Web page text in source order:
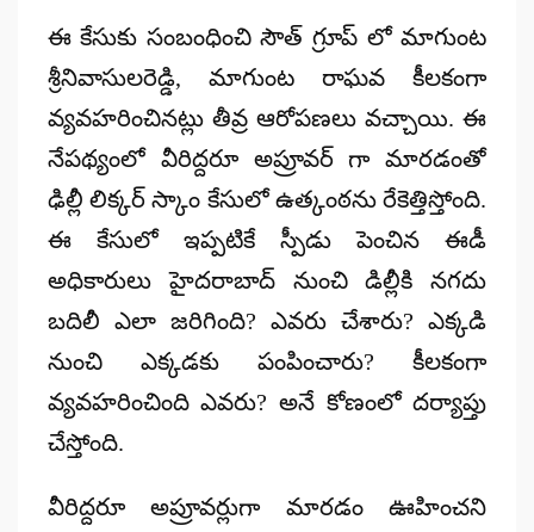
ఈ కేసుకు సంబంధించి సౌత్ గ్రూప్ లో మాగుంట
శ్రీనివాసులరెడ్డి, మాగుంట రాఘవ కీలకంగా
వ్యవహరించినట్లు తీవ్ర ఆరోపణలు వచ్చాయి. ఈ
నేపథ్యంలో వీరిద్దరూ అప్రూవర్ గా మారడంతో
ఢిల్లీ లిక్కర్ స్కాం కేసులో ఉత్కంఠను రేకెత్తిస్తోంది.
ఈ కేసులో ఇప్పటికే స్పీడు పెంచిన ఈడీ
అధికారులు హైదరాబాద్ నుంచి డిల్లీకి నగదు
బదిలీ ఎలా జరిగింది? ఎవరు చేశారు? ఎక్కడి
నుంచి ఎక్కడకు పంపించారు? కీలకంగా
వ్యవహరించింది ఎవరు? అనే కోణంలో దర్యాప్తు
చేస్తోంది.
వీరిద్దరూ అప్రూవర్లుగా మారడం ఊహించని